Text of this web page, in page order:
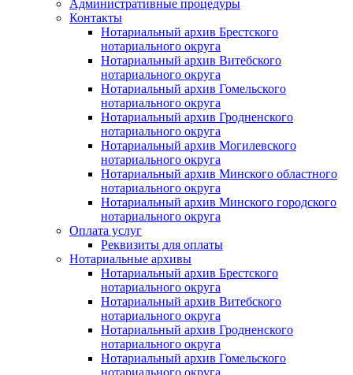
Административные процедуры
Контакты
Нотариальный архив Брестского
нотариального округа
Нотариальный архив Витебского
нотариального округа
Нотариальный архив Гомельского
нотариального округа
Нотариальный архив Гродненского
нотариального округа
Нотариальный архив Могилевского
нотариального округа
Нотариальный архив Минского областного
нотариального округа
Нотариальный архив Минского городского
нотариального округа
Оплата услуг
Реквизиты для оплаты
Нотариальные архивы
Нотариальный архив Брестского
нотариального округа
Нотариальный архив Витебского
нотариального округа
Нотариальный архив Гродненского
нотариального округа
Нотариальный архив Гомельского